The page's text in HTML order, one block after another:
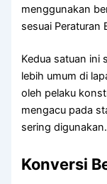
menggunakan
sesuai Peraturan
Kedua satuan ini
lebih umum di
oleh pelaku
mengacu pada
sering digunakan.
Konversi